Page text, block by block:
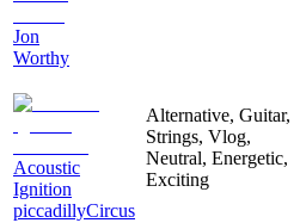
Jon
Worthy
Acoustic
Ignition
piccadillyCircus
Alternative, Guitar,
Strings, Vlog,
Neutral, Energetic,
Exciting